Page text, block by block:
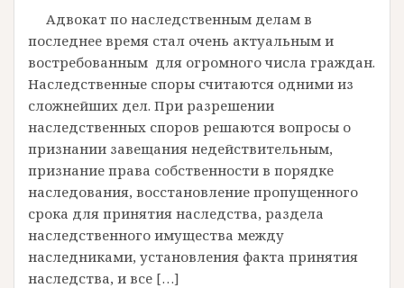
Адвокат по наследственным делам в
последнее время стал очень актуальным и
востребованным для огромного числа граждан.
Наследственные споры считаются одними из
сложнейших дел. При разрешении
наследственных споров решаются вопросы о
признании завещания недействительным,
признание права собственности в порядке
наследования, восстановление пропущенного
срока для принятия наследства, раздела
наследственного имущества между
наследниками, установления факта принятия
наследства, и все […]